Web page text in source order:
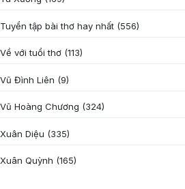
Tuyển tập bài thơ hay nhất (556)
Về với tuổi thơ (113)
Vũ Đình Liên (9)
Vũ Hoàng Chương (324)
Xuân Diệu (335)
Xuân Quỳnh (165)